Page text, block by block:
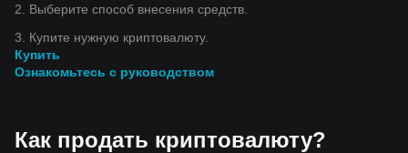
2. Выберите способ внесения средств.
3. Купите нужную криптовалюту.
Купить
Ознакомьтесь с руководством
Как продать криптовалюту?